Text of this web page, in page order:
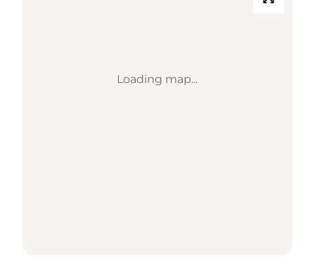
Loading map...